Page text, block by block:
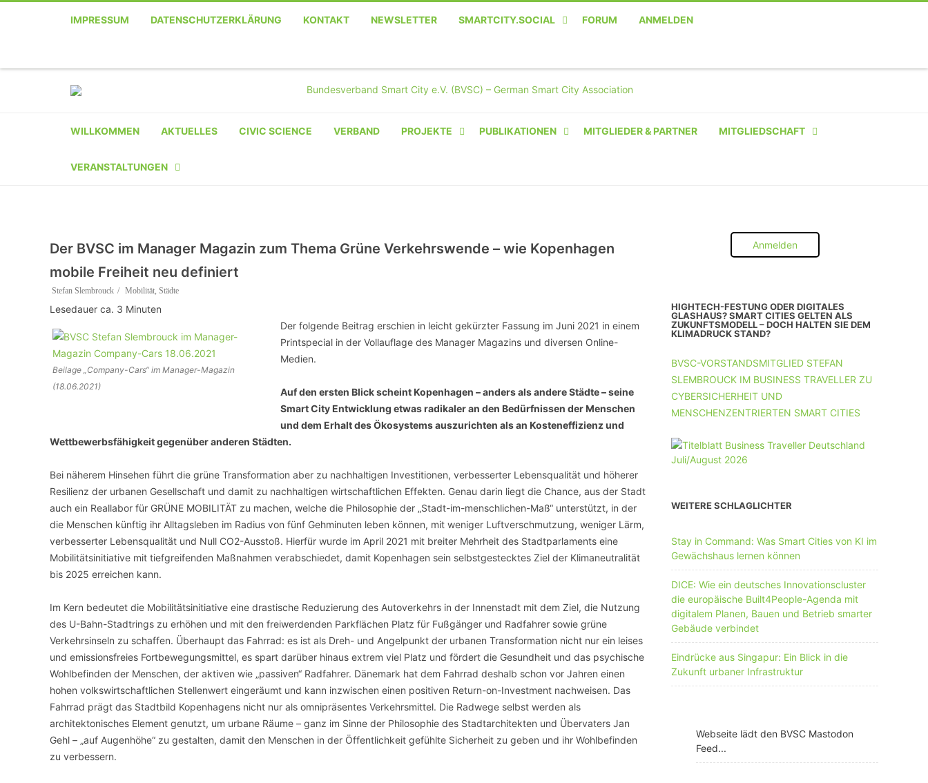
IMPRESSUM DATENSCHUTZERKLÄRUNG KONTAKT NEWSLETTER SMARTCITY.SOCIAL FORUM ANMELDEN
TelefonFacebook
WILLKOMMEN AKTUELLES CIVIC SCIENCE VERBAND PROJEKTE
BUILDINGS
SMART CHARITIES
UPSCHOOLING
PUBLIKATIONEN MITGLIEDER & PARTNER MITGLIEDSCHAFT
INSTITUTION
UNTERNEHMEN MIT 11-50 MA
VERANSTALTUNGEN
REGISTRIERUNG
VERANSTALTUNG
EINREICHEN
VERANSTALTUNGSORTE
Der BVSC im Manager Magazin zum Thema Grüne Verkehrswende – wie Kopenhagen
mobile Freiheit neu definiert
Stefan Slembrouck Mobilität, Städte
Lesedauer ca. 3 Minuten
Beilage „Company-Cars“ im Manager-Magazin
(18.06.2021)
Der folgende Beitrag erschien in leicht gekürzter Fassung im Juni 2021 in einem
Printspecial in der Vollauflage des Manager Magazins und diversen Online-
Medien.
Auf den ersten Blick scheint Kopenhagen – anders als andere Städte – seine
Smart City Entwicklung etwas radikaler an den Bedürfnissen der Menschen
und dem Erhalt des Ökosystems auszurichten als an Kosteneffizienz und
Wettbewerbsfähigkeit gegenüber anderen Städten.
Bei näherem Hinsehen führt die grüne Transformation aber zu nachhaltigen Investitionen, verbesserter Lebensqualität und höherer
Resilienz der urbanen Gesellschaft und damit zu nachhaltigen wirtschaftlichen Effekten. Genau darin liegt die Chance, aus der Stadt
auch ein Reallabor für GRÜNE MOBILITÄT zu machen, welche die Philosophie der „Stadt-im-menschlichen-Maß“ unterstützt, in der
die Menschen künftig ihr Alltagsleben im Radius von fünf Gehminuten leben können, mit weniger Luftverschmutzung, weniger Lärm,
verbesserter Lebensqualität und Null CO2-Ausstoß. Hierfür wurde im April 2021 mit breiter Mehrheit des Stadtparlaments eine
Mobilitätsinitiative mit tiefgreifenden Maßnahmen verabschiedet, damit Kopenhagen sein selbstgestecktes Ziel der Klimaneutralität
bis 2025 erreichen kann.
Im Kern bedeutet die Mobilitätsinitiative eine drastische Reduzierung des Autoverkehrs in der Innenstadt mit dem Ziel, die Nutzung
des U-Bahn-Stadtrings zu erhöhen und mit den freiwerdenden Parkflächen Platz für Fußgänger und Radfahrer sowie grüne
Verkehrsinseln zu schaffen. Überhaupt das Fahrrad: es ist als Dreh- und Angelpunkt der urbanen Transformation nicht nur ein leises
und emissionsfreies Fortbewegungsmittel, es spart darüber hinaus extrem viel Platz und fördert die Gesundheit und das psychische
Wohlbefinden der Menschen, der aktiven wie „passiven“ Radfahrer. Dänemark hat dem Fahrrad deshalb schon vor Jahren einen
hohen volkswirtschaftlichen Stellenwert eingeräumt und kann inzwischen einen positiven Return-on-Investment nachweisen. Das
Fahrrad prägt das Stadtbild Kopenhagens nicht nur als omnipräsentes Verkehrsmittel. Die Radwege selbst werden als
architektonisches Element genutzt, um urbane Räume – ganz im Sinne der Philosophie des Stadtarchitekten und Übervaters Jan
Gehl – „auf Augenhöhe“ zu gestalten, damit den Menschen in der Öffentlichkeit gefühlte Sicherheit zu geben und ihr Wohlbefinden
zu verbessern.
Anmelden
HIGHTECH-FESTUNG ODER DIGITALES
GLASHAUS? SMART CITIES GELTEN ALS
ZUKUNFTSMODELL – DOCH HALTEN SIE DEM
KLIMADRUCK STAND?
BVSC-VORSTANDSMITGLIED STEFAN
SLEMBROUCK IM BUSINESS TRAVELLER ZU
CYBERSICHERHEIT UND
MENSCHENZENTRIERTEN SMART CITIES
WEITERE SCHLAGLICHTER
Stay in Command: Was Smart Cities von KI im
Gewächshaus lernen können
DICE: Wie ein deutsches Innovationscluster
die europäische Built4People-Agenda mit
digitalem Planen, Bauen und Betrieb smarter
Gebäude verbindet
Eindrücke aus Singapur: Ein Blick in die
Zukunft urbaner Infrastruktur
Webseite lädt den BVSC Mastodon
Feed...